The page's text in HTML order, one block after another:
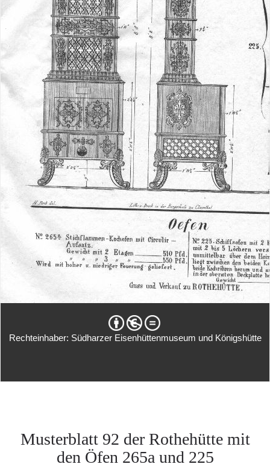
Rechteinhaber: Südharzer Eisenhüttenmuseum und Königshütte
Musterblatt 92 der Rothehütte mit
den Öfen 265a und 225